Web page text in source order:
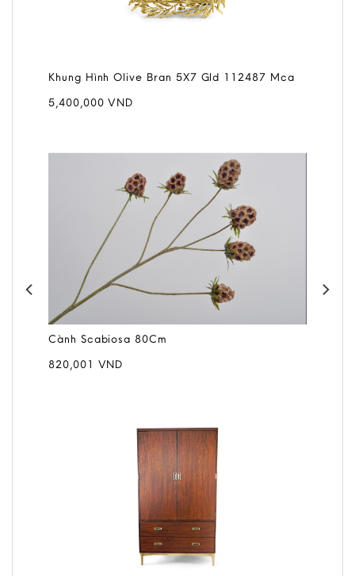
Khung Hình Olive Bran 5X7 Gld 112487 Mca
5,400,000VND
Cành Scabiosa 80Cm
820,001 VND